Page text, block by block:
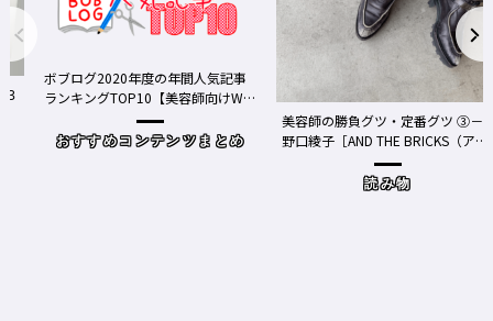
ボブログ2020年度の年間人気記事
ランキングTOP10【美容師向けWe
おすすめコンテンツまとめ
美容師の勝負グツ・定番グツ ③－
野口綾子［AND THE BRICKS（アン
ドザブリックス）／神奈川県鎌倉
読み物